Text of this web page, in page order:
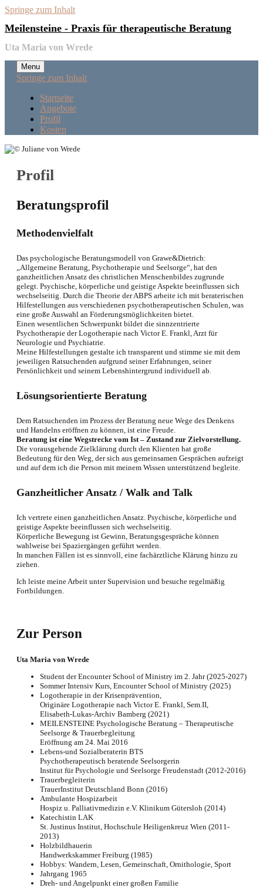
Springe zum Inhalt
Meilensteine - Praxis für therapeutische Beratung
Uta Maria von Wrede
Menu
Springe zum Inhalt
Startseite
Angebote
Profil
Kosten
Profil
Beratungsprofil
Methodenvielfalt
Das psychologische Beratungsmodell von Grawe&Dietrich:
„Allgemeine Beratung, Psychotherapie und Seelsorge“, hat den
ganzheitlichen Ansatz des christlichen Menschenbildes zugrunde
gelegt. Psychische, körperliche und geistige Aspekte beeinflussen sich
wechselseitig. Durch die Theorie der ABPS arbeite ich mit beraterischen
Hilfestellungen aus verschiedenen psychotherapeutischen Schulen, was
eine große Auswahl an Förderungsmöglichkeiten bietet.
Einen wesentlichen Schwerpunkt bildet die sinnzentrierte
Psychotherapie der Logotherapie nach Victor E. Frankl, Arzt für
Neurologie und Psychiatrie.
Meine Hilfestellungen gestalte ich transparent und stimme sie mit dem
jeweiligen Ratsuchenden aufgrund seiner Erfahrungen, seiner
Persönlichkeit und seinem Lebenshintergrund individuell ab.
Lösungsorientierte Beratung
Dem Ratsuchenden im Prozess der Beratung neue Wege des Denkens
und Handelns eröffnen zu können, ist eine Freude.
Beratung ist eine Wegstrecke vom Ist – Zustand zur Zielvorstellung.
Die vorausgehende Zielklärung durch den Klienten hat große
Bedeutung für den Weg, der sich aus gemeinsamen Gesprächen aufzeigt
und auf dem ich die Person mit meinem Wissen unterstützend begleite.
Ganzheitlicher Ansatz / Walk and Talk
Ich vertrete einen ganzheitlichen Ansatz. Psychische, körperliche und
geistige Aspekte beeinflussen sich wechselseitig.
Körperliche Bewegung ist Gewinn, Beratungsgespräche können
wahlweise bei Spaziergängen geführt werden.
In manchen Fällen ist es sinnvoll, eine fachärztliche Klärung hinzu zu
ziehen.
Ich leiste meine Arbeit unter Supervision und besuche regelmäßig
Fortbildungen.
Zur Person
Uta Maria von Wrede
Student der Encounter School of Ministry im 2. Jahr (2025-2027)
Sommer Intensiv Kurs, Encounter School of Ministry (2025)
Logotherapie in der Krisenprävention,
Originäre Logotherapie nach Victor E. Frankl, Sem.II,
Elisabeth-Lukas-Archiv Bamberg (2021)
MEILENSTEINE Psychologische Beratung – Therapeutische
Seelsorge & Trauerbegleitung
Eröffnung am 24. Mai 2016
Lebens-und Sozialberaterin BTS
Psychotherapeutisch beratende Seelsorgerin
Institut für Psychologie und Seelsorge Freudenstadt (2012-2016)
Trauerbegleiterin
TrauerInstitut Deutschland Bonn (2016)
Ambulante Hospizarbeit
Hospiz u. Palliativmedizin e.V. Klinikum Gütersloh (2014)
Katechistin LAK
St. Justinus Institut, Hochschule Heiligenkreuz Wien (2011-
2013)
Holzbildhauerin
Handwerkskammer Freiburg (1985)
Hobbys: Wandern, Lesen, Gemeinschaft, Ornithologie, Sport
Jahrgang 1965
Dreh- und Angelpunkt einer großen Familie